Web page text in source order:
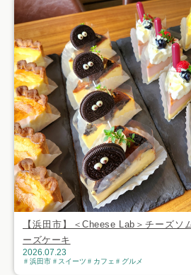
【浜田市】＜Cheese Lab＞チーズソ
ーズケーキ
2026.07.23
浜田市 スイーツ カフェ グルメ